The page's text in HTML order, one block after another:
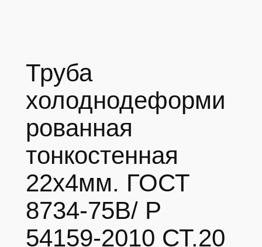
Труба
холоднодеформи
рованная
тонкостенная
22х4мм. ГОСТ
8734-75В/ Р
54159-2010 СТ.20